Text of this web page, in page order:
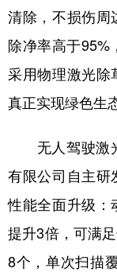
地方频道
浙江
山东
四川
清除，不损伤周
除净率高于95%
采用物理激光除
真正实现绿色生
无人驾驶激
有限公司自主研
性能全面升级：
提升3倍，可满
8个，单次扫描